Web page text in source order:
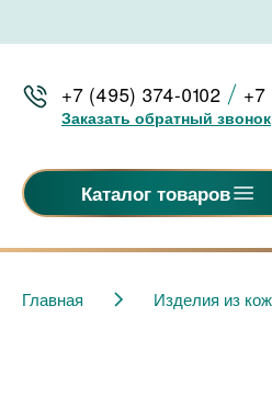
+7 (495) 374-0102 +7
Заказать обратный звонок
Каталог товаров
Главная Изделия из